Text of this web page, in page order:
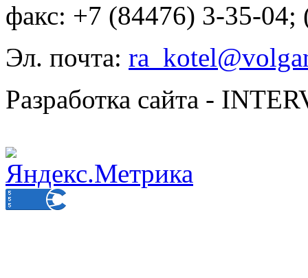
факс: +7 (84476) 3-35-04;
Эл. почта:
Разработка сайта -